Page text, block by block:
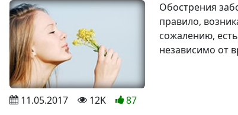
Обострения
правило,
сожалению,
независимо от
11.05.2017 12K 87